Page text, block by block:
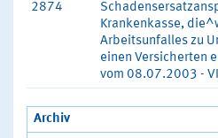
2874
Krankenkasse,
Arbeitsunfalles zu
einen Versicherten
vom 08.07.2003 -
Archiv